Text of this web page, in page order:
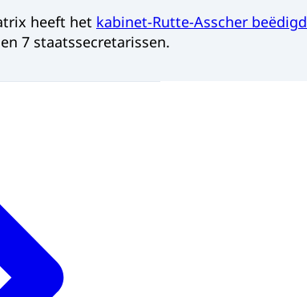
heeft het kabinet-Rutte-Asscher beëdigd
7 staatssecretarissen.